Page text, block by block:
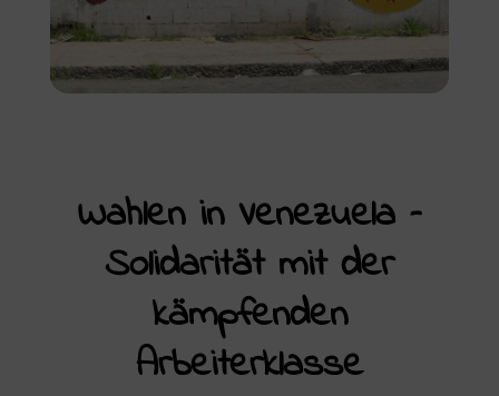
Wahlen in Venezuela –
Solidarität mit der
kämpfenden
Arbeiterklasse